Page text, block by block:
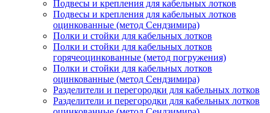
Подвесы и крепления для кабельных лотков
Подвесы и крепления для кабельных лотков
оцинкованные (метод Сендзимира)
Полки и стойки для кабельных лотков
Полки и стойки для кабельных лотков
горячеоцинкованные (метод погружения)
Полки и стойки для кабельных лотков
оцинкованные (метод Сендзимира)
Разделители и перегородки для кабельных лотков
Разделители и перегородки для кабельных лотков